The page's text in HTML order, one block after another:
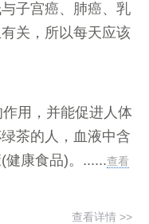
子宫癌、肺癌、乳
关，所以每天应该
用，并能促进人体
茶的人，血液中含
健康食品)。......查看
查看详情 >>